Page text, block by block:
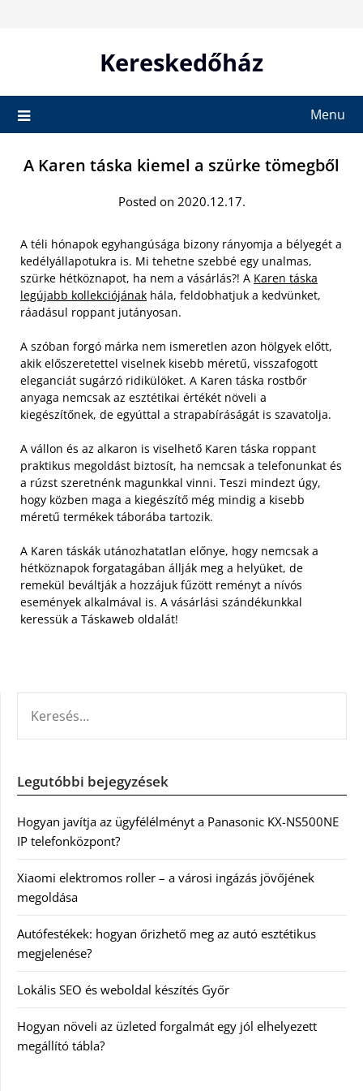
Kereskedőház
Menu
A Karen táska kiemel a szürke tömegből
Posted on 2020.12.17.
A téli hónapok egyhangúsága bizony rányomja a bélyegét a
kedélyállapotukra is. Mi tehetne szebbé egy unalmas,
szürke hétköznapot, ha nem a vásárlás?! A Karen táska
legújabb kollekciójának hála, feldobhatjuk a kedvünket,
ráadásul roppant jutányosan.
A szóban forgó márka nem ismeretlen azon hölgyek előtt,
akik előszeretettel viselnek kisebb méretű, visszafogott
eleganciát sugárzó ridikülöket. A Karen táska rostbőr
anyaga nemcsak az esztétikai értékét növeli a
kiegészítőnek, de egyúttal a strapabíráságát is szavatolja.
A vállon és az alkaron is viselhető Karen táska roppant
praktikus megoldást biztosít, ha nemcsak a telefonunkat és
a rúzst szeretnénk magunkkal vinni. Teszi mindezt úgy,
hogy közben maga a kiegészítő még mindig a kisebb
méretű termékek táborába tartozik.
A Karen táskák utánozhatatlan előnye, hogy nemcsak a
hétköznapok forgatagában állják meg a helyüket, de
remekül beváltják a hozzájuk fűzött reményt a nívós
események alkalmával is. A vásárlási szándékunkkal
keressük a Táskaweb oldalát!
Legutóbbi bejegyzések
Hogyan javítja az ügyfélélményt a Panasonic KX-NS500NE
IP telefonközpont?
Xiaomi elektromos roller – a városi ingázás jövőjének
megoldása
Autófestékek: hogyan őrizhető meg az autó esztétikus
megjelenése?
Lokális SEO és weboldal készítés Győr
Hogyan növeli az üzleted forgalmát egy jól elhelyezett
megállító tábla?